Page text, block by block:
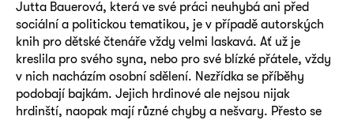
Jutta Bauerová, která ve své práci neuhybá ani před
sociální a politickou tematikou, je v případě autorských
knih pro dětské čtenáře vždy velmi laskavá. Ať už je
kreslila pro svého syna, nebo pro své blízké přátele, vždy
v nich nacházím osobní sdělení. Nezřídka se příběhy
podobají bajkám. Jejich hrdinové ale nejsou nijak
hrdinští, naopak mají různé chyby a nešvary. Přesto se